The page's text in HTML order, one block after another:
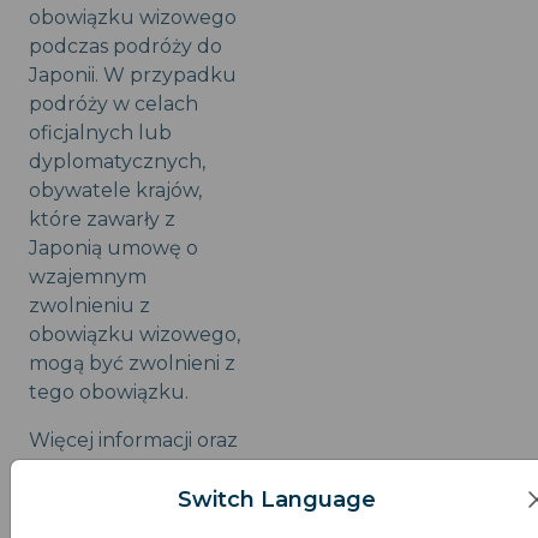
obowiązku wizowego
podczas podróży do
Japonii. W przypadku
podróży w celach
oficjalnych lub
dyplomatycznych,
obywatele krajów,
które zawarły z
Japonią umowę o
wzajemnym
zwolnieniu z
obowiązku wizowego,
mogą być zwolnieni z
tego obowiązku.
Więcej informacji oraz
uprawnionych możnaSwitch Language